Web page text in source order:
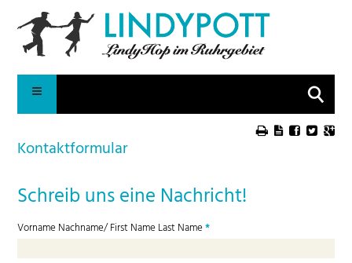
Suche
Kontaktformular
Schreib uns eine Nachricht!
Vorname Nachname/ First Name Last Name *